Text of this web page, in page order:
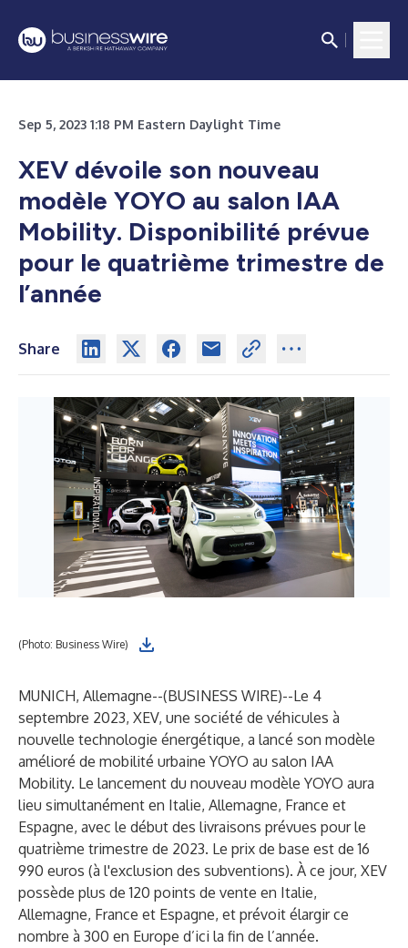
Sep 5, 2023 1:18 PM Eastern Daylight Time
XEV dévoile son nouveau
modèle YOYO au salon IAA
Mobility. Disponibilité prévue
pour le quatrième trimestre de
l’année
Share
(Photo: Business Wire)
MUNICH, Allemagne--(BUSINESS WIRE)--Le 4
septembre 2023, XEV, une société de véhicules à
nouvelle technologie énergétique, a lancé son modèle
amélioré de mobilité urbaine YOYO au salon IAA
Mobility. Le lancement du nouveau modèle YOYO aura
lieu simultanément en Italie, Allemagne, France et
Espagne, avec le début des livraisons prévues pour le
quatrième trimestre de 2023. Le prix de base est de 16
990 euros (à l'exclusion des subventions). À ce jour, XEV
possède plus de 120 points de vente en Italie,
Allemagne, France et Espagne, et prévoit élargir ce
nombre à 300 en Europe d’ici la fin de l’année.